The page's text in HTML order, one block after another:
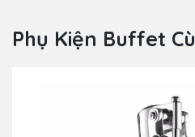
Phụ Kiện Buffet